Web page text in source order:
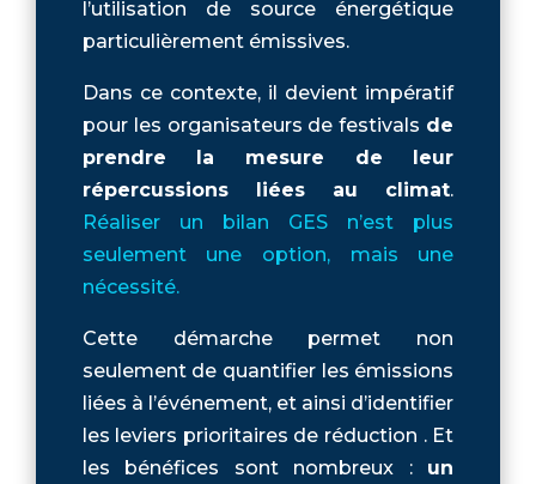
l’utilisation de source énergétique
particulièrement émissives.
Dans ce contexte, il devient impératif
pour les organisateurs de festivals de
prendre la mesure de leur
répercussions liées au climat.
Réaliser un bilan GES n’est plus
seulement une option, mais une
nécessité.
Cette démarche permet non
seulement de quantifier les émissions
liées à l’événement, et ainsi d’identifier
les leviers prioritaires de réduction . Et
les bénéfices sont nombreux : un